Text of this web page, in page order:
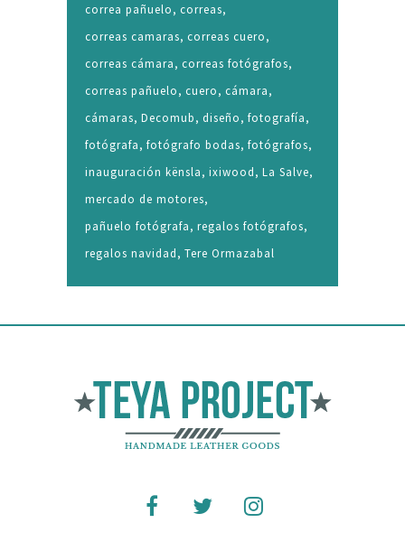
correa pañuelo correas
correas camaras correas cuero
correas cámara correas fotógrafos
correas pañuelo cuero cámara
cámaras Decomub diseño fotografía
fotógrafa fotógrafo bodas fotógrafos
inauguración kënsla ixiwood La Salve
mercado de motores
pañuelo fotógrafa regalos fotógrafos
regalos navidad Tere Ormazabal